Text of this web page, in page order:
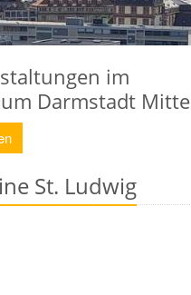
im
Darmstadt Mitte
St. Ludwig